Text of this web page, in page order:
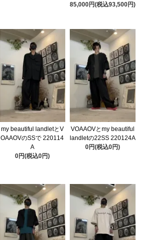
85,000円(税込93,500円)
my beautiful landletとV
OAAOVのSSで 220114
A
0円(税込0円)
VOAAOVとmy beautiful
landletの22SS 220124A
0円(税込0円)